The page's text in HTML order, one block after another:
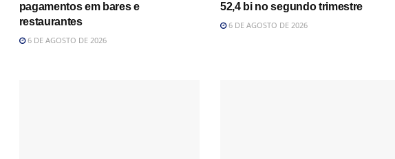
pagamentos em bares e
restaurantes
6 DE AGOSTO DE 2026
52,4 bi no segundo trimestre
6 DE AGOSTO DE 2026